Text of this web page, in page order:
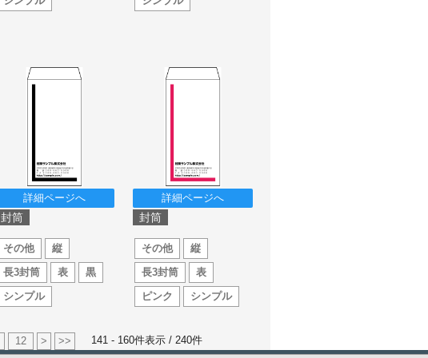
詳細ページへ
封筒
その他
縦
長3封筒
表
黒
シンプル
詳細ページへ
封筒
その他
縦
長3封筒
表
ピンク
シンプル
12 > >> 141 - 160件表示 / 240件